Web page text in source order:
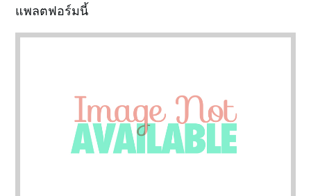
แพลตฟอร์มนี้